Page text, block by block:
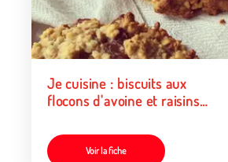
Je cuisine : biscuits aux
flocons d'avoine et raisins
Voir la fiche